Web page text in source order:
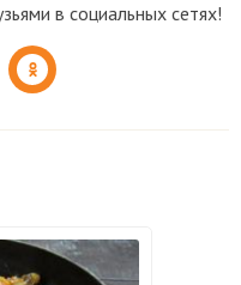
в социальных сетях!